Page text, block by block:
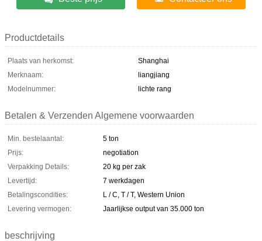
Productdetails
Plaats van herkomst:
Shanghai
Merknaam:
liangjiang
Modelnummer:
lichte rang
Betalen & Verzenden Algemene voorwaarden
Min. bestelaantal:
5 ton
Prijs:
negotiation
Verpakking Details:
20 kg per zak
Levertijd:
7 werkdagen
Betalingscondities:
L / C, T / T, Western Union
Levering vermogen:
Jaarlijkse output van 35.000 ton
beschrijving